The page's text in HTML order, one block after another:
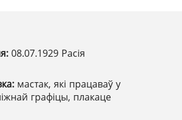
08.07.1929 Расія
мастак, які працаваў у
графіцы, плакаце